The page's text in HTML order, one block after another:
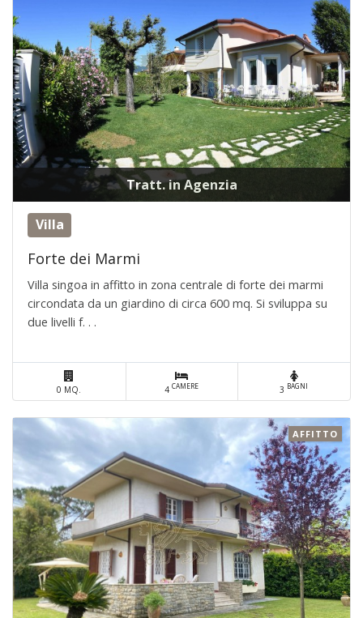
Tratt. in Agenzia
Villa
Forte dei Marmi
Villa singoa in affitto in zona centrale di forte dei marmi
circondata da un giardino di circa 600 mq. Si sviluppa su
due livelli f. . .
0 MQ. 4CAMERE 3 BAGNI
AFFITTO